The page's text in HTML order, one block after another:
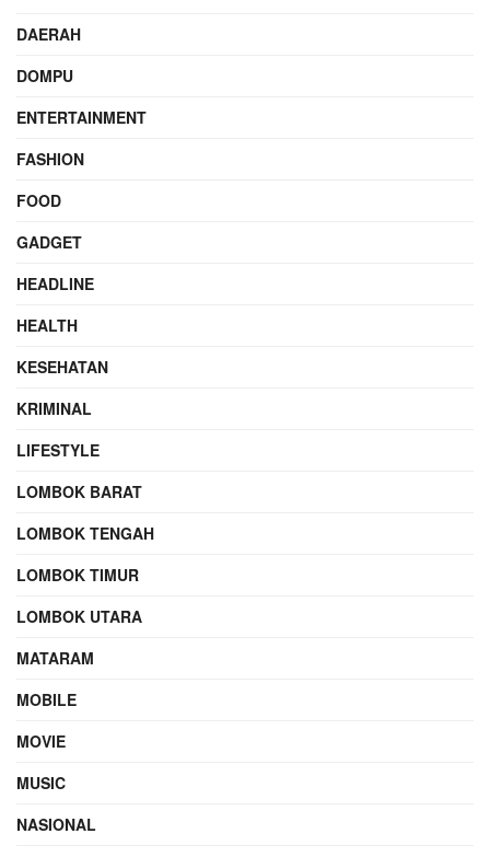
DAERAH
DOMPU
ENTERTAINMENT
FASHION
FOOD
GADGET
HEADLINE
HEALTH
KESEHATAN
KRIMINAL
LIFESTYLE
LOMBOK BARAT
LOMBOK TENGAH
LOMBOK TIMUR
LOMBOK UTARA
MATARAM
MOBILE
MOVIE
MUSIC
NASIONAL